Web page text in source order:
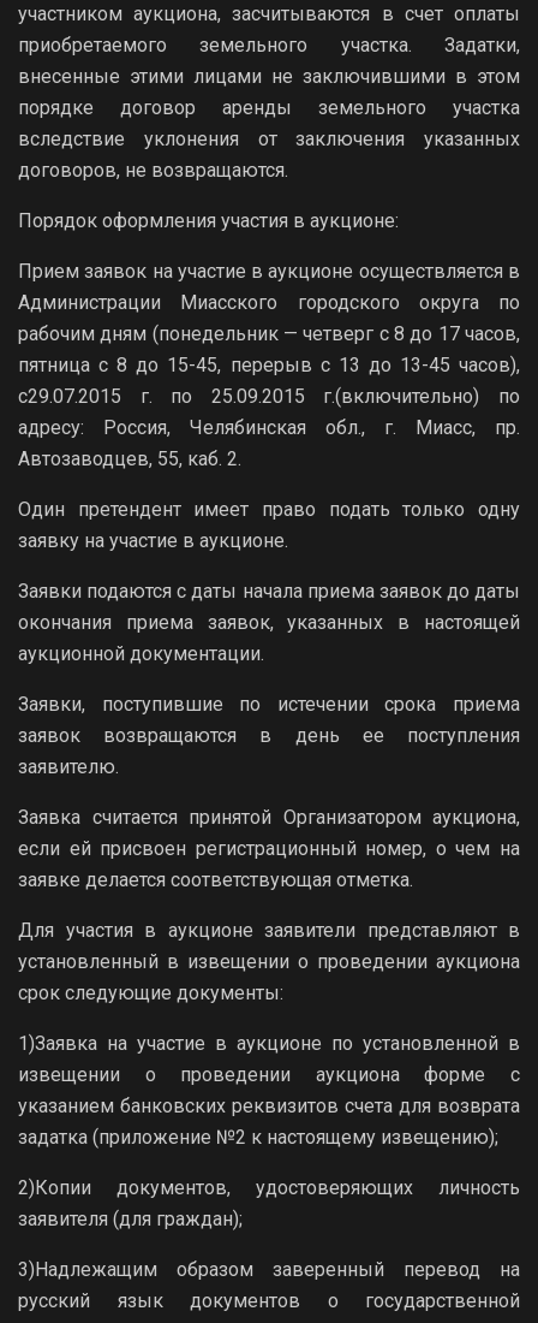
участником аукциона, засчитываются в счет оплаты
приобретаемого земельного участка. Задатки,
внесенные этими лицами не заключившими в этом
порядке договор аренды земельного участка
вследствие уклонения от заключения указанных
договоров, не возвращаются.
Порядок оформления участия в аукционе:
Прием заявок на участие в аукционе осуществляется в
Администрации Миасского городского округа по
рабочим дням (понедельник — четверг с 8 до 17 часов,
пятница с 8 до 15-45, перерыв с 13 до 13-45 часов),
с29.07.2015 г. по 25.09.2015 г.(включительно) по
адресу: Россия, Челябинская обл., г. Миасс, пр.
Автозаводцев, 55, каб. 2.
Один претендент имеет право подать только одну
заявку на участие в аукционе.
Заявки подаются с даты начала приема заявок до даты
окончания приема заявок, указанных в настоящей
аукционной документации.
Заявки, поступившие по истечении срока приема
заявок возвращаются в день ее поступления
заявителю.
Заявка считается принятой Организатором аукциона,
если ей присвоен регистрационный номер, о чем на
заявке делается соответствующая отметка.
Для участия в аукционе заявители представляют в
установленный в извещении о проведении аукциона
срок следующие документы:
1)Заявка на участие в аукционе по установленной в
извещении о проведении аукциона форме с
указанием банковских реквизитов счета для возврата
задатка (приложение №2 к настоящему извещению);
2)Копии документов, удостоверяющих личность
заявителя (для граждан);
3)Надлежащим образом заверенный перевод на
русский язык документов о государственной